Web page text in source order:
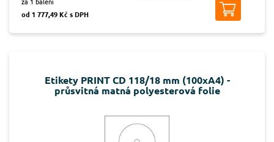
od 1 777,49 Kč s DPH
Etikety PRINT CD 118/18 mm (100xA4) -
průsvitná matná polyesterová folie